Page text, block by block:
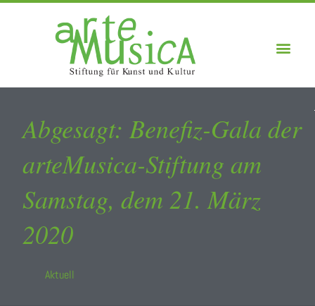
Abgesagt: Benefiz-Gala der
arteMusica-Stiftung am
Samstag, dem 21. März
2020
Aktuell